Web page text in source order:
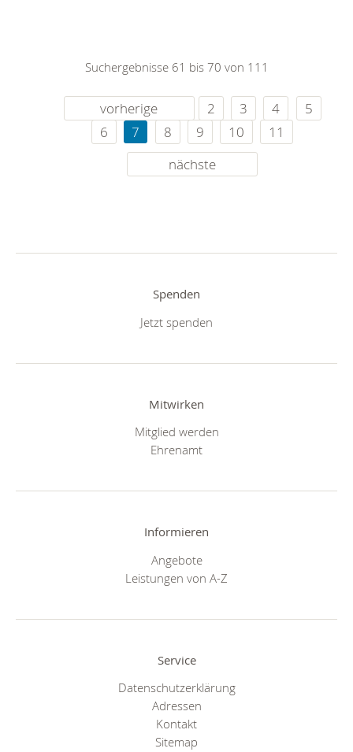
Suchergebnisse 61 bis 70 von 111
vorherige 2 3 4
5
6
7 8 9 10
11
nächste
Spenden
Jetzt spenden
Mitwirken
Mitglied werden
Ehrenamt
Informieren
Angebote
Leistungen von A-Z
Service
Datenschutzerklärung
Adressen
Kontakt
Sitemap